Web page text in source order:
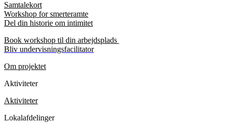
Samtalekort
Workshop for smerteramte
Del din historie om intimitet
Book workshop til din arbejdsplads
Bliv undervisningsfacilitator
Om projektet
Aktiviteter
Aktiviteter
Lokalafdelinger